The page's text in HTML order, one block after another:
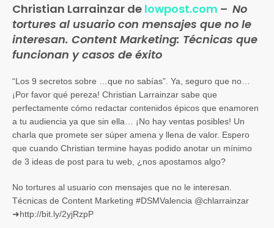
Christian Larrainzar de lowpost.com – No
tortures al usuario con mensajes que no le
interesan. Content Marketing: Técnicas que
funcionan y casos de éxito
“Los 9 secretos sobre …que no sabías”. Ya, seguro que no…
¡Por favor qué pereza! Christian Larrainzar sabe que
perfectamente cómo redactar contenidos épicos que enamoren
a tu audiencia ya que sin ella… ¡No hay ventas posibles! Un
charla que promete ser súper amena y llena de valor. Espero
que cuando Christian termine hayas podido anotar un mínimo
de 3 ideas de post para tu web, ¿nos apostamos algo?
No tortures al usuario con mensajes que no le interesan.
Técnicas de Content Marketing #DSMValencia @chlarrainzar
➜http://bit.ly/2yjRzpP